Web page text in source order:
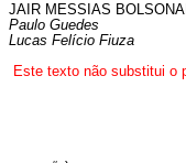
JAIR MESSIAS
Paulo Guedes
Lucas Felício Fiuza
Este texto não substitui o